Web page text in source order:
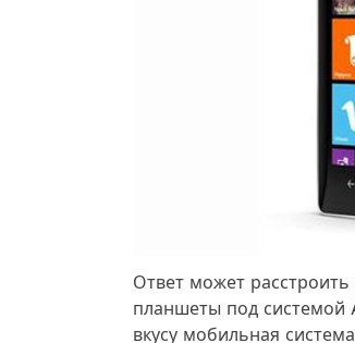
Ответ может
планшеты под системой
вкусу мобильная